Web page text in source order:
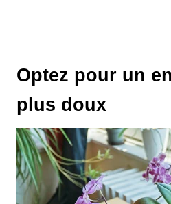
Optez pour un
plus doux